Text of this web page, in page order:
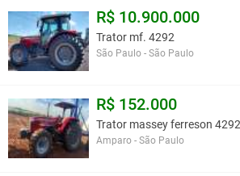
R$ 10.900.000
Trator mf. 4292
São Paulo - São Paulo
R$ 152.000
Trator massey ferreson
Amparo - São Paulo